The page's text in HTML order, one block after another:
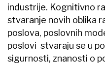
industrije. Kognitivno
stvaranje novih oblika
poslova, poslovnih
poslovi stvaraju se u
sigurnosti, znanosti o